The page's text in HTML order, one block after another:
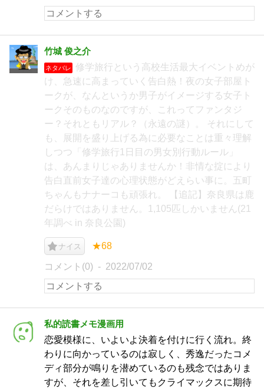
竹城 俊之介
ネタバレ
修学旅行という高校生活最大イベントめが
け、急速に高まっていく告白熱！夜の女子部屋ト
ークが、なんというか男子がイメージする女子ト
ークそのものなのですが、これってファンタジ
ー？それともリアル？（永遠の謎）。 それにして
も、展開を盛り上げる為に必要なことは重々理解
しつつ「修学旅行1日目の男女別行動ルール」
は、あんまりじゃありませんか！非情な掟により
告白直前女子達の心理状態がどえらい事に。五町
ちゃんもナナーコも頑張れ。 【追記】奈良県は鹿
だらけではありません。1,105匹しかいません(21
年調べ in 奈良公園)
ナイス ★68
コメント(0) 2022/07/02
私的読書メモ漫画用
恋愛模様に、いよいよ決着を付けに行く流れ。終
わりに向かっているのは寂しく、秀逸だったコメ
ディ部分が鳴りを潜めているのも残念ではありま
すが、それを差し引いてもクライマックスに期待